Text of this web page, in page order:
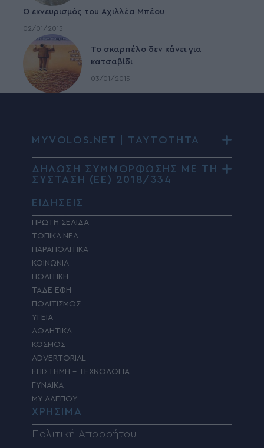
Ο εκνευρισμός του Αχιλλέα Μπέου
02/01/2015
To σκαρπέλο δεν κάνει για
κατσαβίδι
03/01/2015
MYVOLOS.NET | ΤΑΥΤΟΤΗΤΑ
ΔΗΛΩΣΗ ΣΥΜΜΟΡΦΩΣΗΣ ΜΕ ΤΗ
ΣΥΣΤΑΣΗ (ΕΕ) 2018/334
ΕΙΔΗΣΕΙΣ
ΠΡΩΤΗ ΣΕΛΙΔΑ
ΤΟΠΙΚΑ ΝΕΑ
ΠΑΡΑΠΟΛΙΤΙΚΑ
ΚΟΙΝΩΝΙΑ
ΠΟΛΙΤΙΚΗ
ΤΑΔΕ ΕΦΗ
ΠΟΛΙΤΙΣΜΟΣ
ΥΓΕΙΑ
ΑΘΛΗΤΙΚΑ
ΚΟΣΜΟΣ
ADVERTORIAL
ΕΠΙΣΤΗΜΗ – ΤΕΧΝΟΛΟΓΙΑ
ΓΥΝΑΙΚΑ
MY ΑΛΕΠΟΥ
ΧΡΗΣΙΜΑ
Πολιτική Απορρήτου